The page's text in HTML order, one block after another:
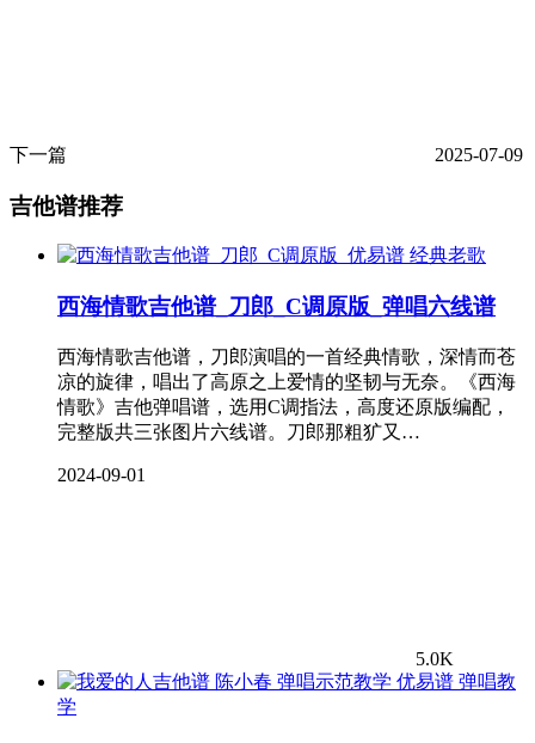
下一篇 2025-07-09
吉他谱推荐
经典老歌
西海情歌吉他谱_刀郎_C调原版_弹唱六线谱
西海情歌吉他谱，刀郎演唱的一首经典情歌，深情而苍
凉的旋律，唱出了高原之上爱情的坚韧与无奈。《西海
情歌》吉他弹唱谱，选用C调指法，高度还原版编配，
完整版共三张图片六线谱。刀郎那粗犷又…
2024-09-01
5.0K
弹唱教
学